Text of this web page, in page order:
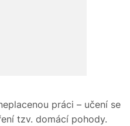
práci – učení se
tzv. domácí pohody.